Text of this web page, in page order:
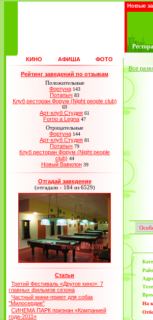
Новые
КИНО АФИША ФОТО
Рейтинг заведений по отзывам
Положительные
Фортуна 143
Потапыч 83
Клуб ресторан Форум (Night people club)
69
Арт-клуб Студия 61
Forno a Legna 47
Отрицательные
Фортуна 144
Арт-клуб Студия 81
Потапыч 79
Клуб ресторан Форум (Night people
club) 44
Новый Вавилон 39
Отгадай заведение
(отгадало - 184 из 6529)
Статьи
Третий Фестиваль «Другое кино»: 7
главных фильмов сезона
Частный мини-приют для собак
"Милосердие"
СИНЕМА ПАРК признан «Компанией
года-2011»
Все
На